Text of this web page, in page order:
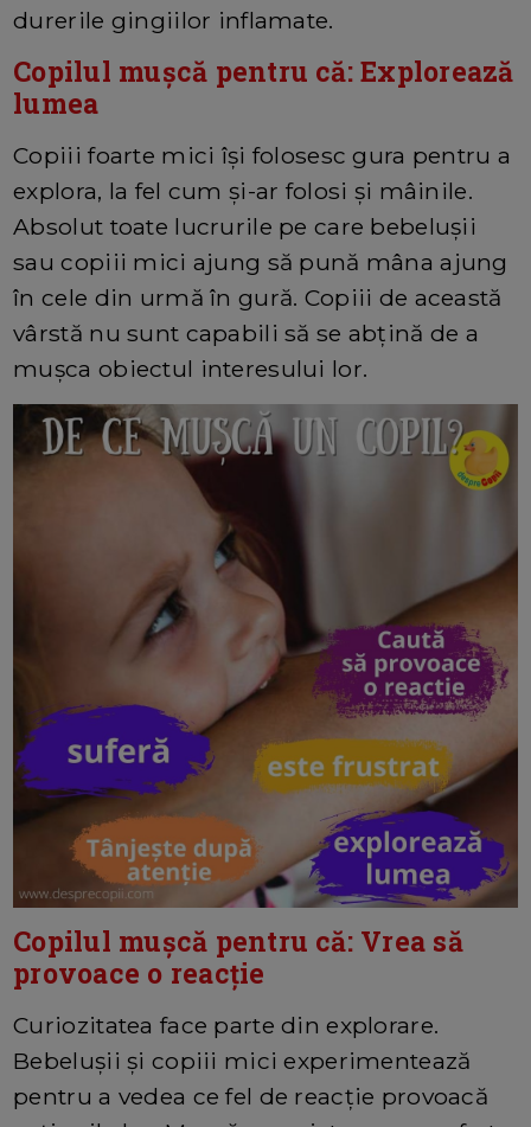
durerile gingiilor inflamate.
Copilul mușcă pentru că: Explorează
lumea
Copiii foarte mici își folosesc gura pentru a
explora, la fel cum și-ar folosi și mâinile.
Absolut toate lucrurile pe care bebelușii
sau copiii mici ajung să pună mâna ajung
în cele din urmă în gură. Copiii de această
vârstă nu sunt capabili să se abțină de a
mușca obiectul interesului lor.
Copilul mușcă pentru că: Vrea să
provoace o reacție
Curiozitatea face parte din explorare.
Bebelușii și copiii mici experimentează
pentru a vedea ce fel de reacție provoacă